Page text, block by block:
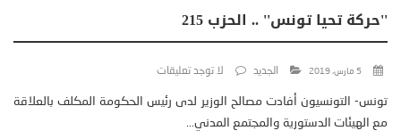
''حركة تحيا تونس'' .. الحزب 215
5 مارس، 2019 الجديد لا توجد تعليقات
تونس- التونسيون أفادت مصالح الوزير لدى رئيس الحكومة المكلف بالعلاقة
مع الهيئات الدستورية والمجتمع المدني...